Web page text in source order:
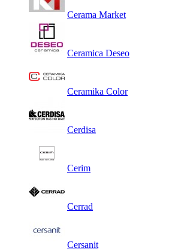
Cerama Market
Ceramica Deseo
Ceramika Color
Cerdisa
Cerim
Cerrad
Cersanit